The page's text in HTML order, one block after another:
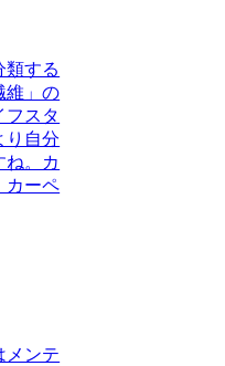
類する
維」の
フスタ
り自分
ね。カ
カーペ
メンテ